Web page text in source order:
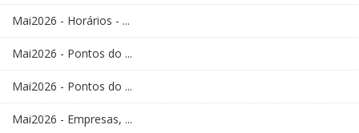
Mai2026 - Horários - ...
Mai2026 - Pontos do ...
Mai2026 - Pontos do ...
Mai2026 - Empresas, ...